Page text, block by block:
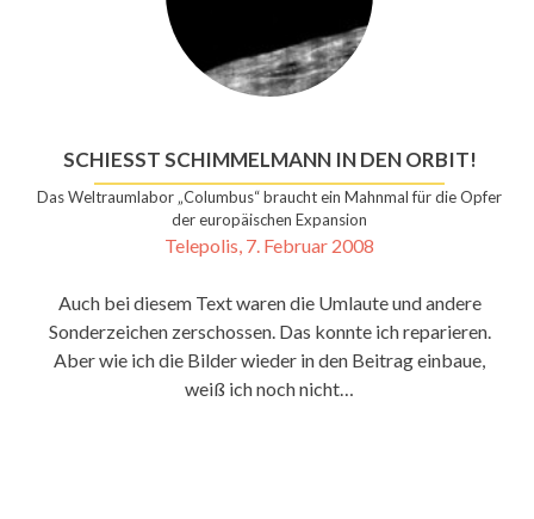
SCHIESST SCHIMMELMANN IN DEN ORBIT!
Das Weltraumlabor „Columbus“ braucht ein Mahnmal für die Opfer
der europäischen Expansion
Telepolis, 7. Februar 2008
Auch bei diesem Text waren die Umlaute und andere
Sonderzeichen zerschossen. Das konnte ich reparieren.
Aber wie ich die Bilder wieder in den Beitrag einbaue,
weiß ich noch nicht…